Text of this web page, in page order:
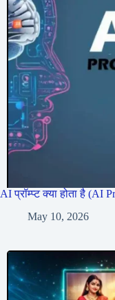
AI प्रॉम्प्ट क्या होता है (AI
May 10, 2026